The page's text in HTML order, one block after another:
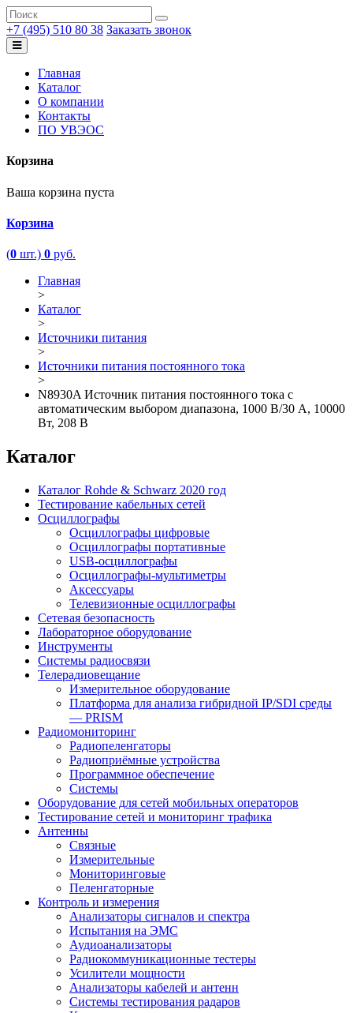
+7 (495) 510 80 38 Заказать звонок
Главная
Каталог
О компании
Контакты
ПО УВЭОС
Корзина
Ваша корзина пуста
Корзина
(0 шт.) 0 руб.
Главная
>
Каталог
>
Источники питания
>
Источники питания постоянного тока
>
N8930A Источник питания постоянного тока с
автоматическим выбором диапазона, 1000 В/30 А, 10000
Вт, 208 В
Каталог
Каталог Rohde & Schwarz 2020 год
Тестирование кабельных сетей
Осциллографы
Осциллографы цифровые
Осциллографы портативные
USB-осциллографы
Осциллографы-мультиметры
Аксессуары
Телевизионные осциллографы
Сетевая безопасность
Лабораторное оборудование
Инструменты
Системы радиосвязи
Телерадиовещание
Измерительное оборудование
Платформа для анализа гибридной IP/SDI среды
— PRISM
Радиомониторинг
Радиопеленгаторы
Радиоприёмные устройства
Программное обеспечение
Системы
Оборудование для сетей мобильных операторов
Тестирование сетей и мониторинг трафика
Антенны
Связные
Измерительные
Мониторинговые
Пеленгаторные
Контроль и измерения
Анализаторы сигналов и спектра
Испытания на ЭМС
Аудиоанализаторы
Радиокоммуникационные тестеры
Усилители мощности
Анализаторы кабелей и антенн
Системы тестирования радаров